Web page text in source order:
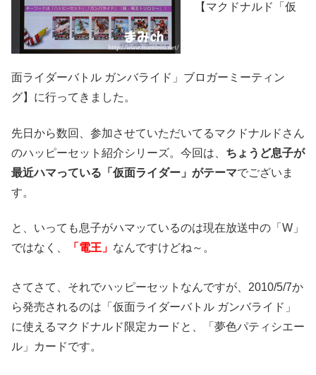
【マクドナルド「仮
面ライダーバトル ガンバライド」ブロガーミーティン
グ】に行ってきました。
先日から数回、参加させていただいてるマクドナルドさん
のハッピーセット紹介シリーズ。今回は、 ちょうど息子が
最近ハマっている「仮面ライダー」がテーマでございま
す。
と、いっても息子がハマッているのは現在放送中の「W」
ではなく、
「電王」 なんですけどね～。
さてさて、それでハッピーセットなんですが、2010/5/7か
ら発売されるのは「仮面ライダーバトル ガンバライド」
に使えるマクドナルド限定カードと、「夢色パティシエー
ル」カードです。